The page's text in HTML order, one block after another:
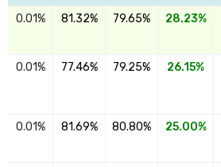
28.23%
79.65%
81.32%
0.01%
26.15%
79.25%
77.46%
0.01%
25.00%
80.80%
81.69%
0.01%